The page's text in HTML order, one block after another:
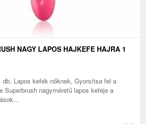
NAGY LAPOS HAJKEFE HAJRA 1
db, Lapos kefék nőknek, Gyorsítsa fel a
Superbrush nagyméretű lapos keféje a